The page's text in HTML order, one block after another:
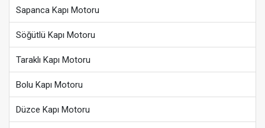
Sapanca Kapı Motoru
Söğütlü Kapı Motoru
Taraklı Kapı Motoru
Bolu Kapı Motoru
Düzce Kapı Motoru